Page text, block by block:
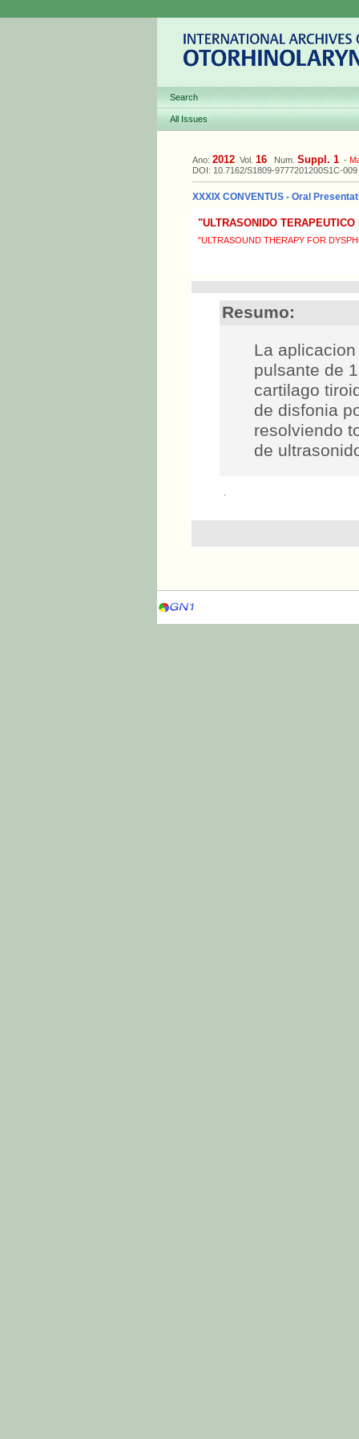
Search
All Issues
Ano: 2012 Vol. 16 Num. Suppl. 1 -
DOI: 10.7162/S1809-9777201200S1C-009
XXXIX CONVENTUS - Oral
"ULTRASONIDO
"ULTRASOUND THERAPY FOR
Resumo:
La
pulsante de
cartilago
de disfonia
resolviendo
de